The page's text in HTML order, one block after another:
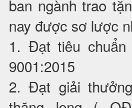
ban ngành trao
nay được sơ lược
1. Đạt tiêu
9001:2015
2. Đạt giải